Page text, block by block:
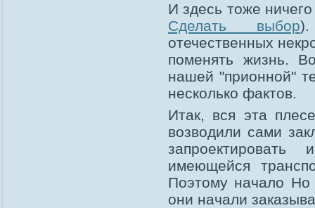
И здесь тоже
Сделать выбор
отечественных
поменять жизнь.
нашей "прионной"
несколько фактов.
Итак, вся эта
возводили сами
имеющейся
Поэтому начало
они начали